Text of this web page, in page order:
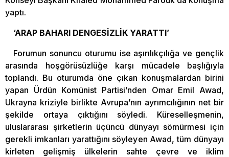
yaptı.
‘ARAP BAHARI DENGESİZLİK YARATTI’
Forumun sonuncu oturumu ise aşırılıkçılığa ve gençlik
arasında hoşgörüsüzlüğe karşı mücadele başlığıyla
toplandı. Bu oturumda öne çıkan konuşmalardan birini
yapan Ürdün Komünist Partisi’nden Omar Emil Awad,
Ukrayna kriziyle birlikte Avrupa’nın ayrımcılığının net bir
şekilde ortaya çıktığını söyledi. Küreselleşmenin,
uluslararası şirketlerin üçüncü dünyayı sömürmesi için
gerekli imkanları yarattığını söyleyen Awad, tüm dünyayı
kirleten gelişmiş ülkelerin sahte çevre ve iklim